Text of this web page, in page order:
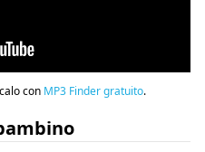
con MP3 Finder gratuito.